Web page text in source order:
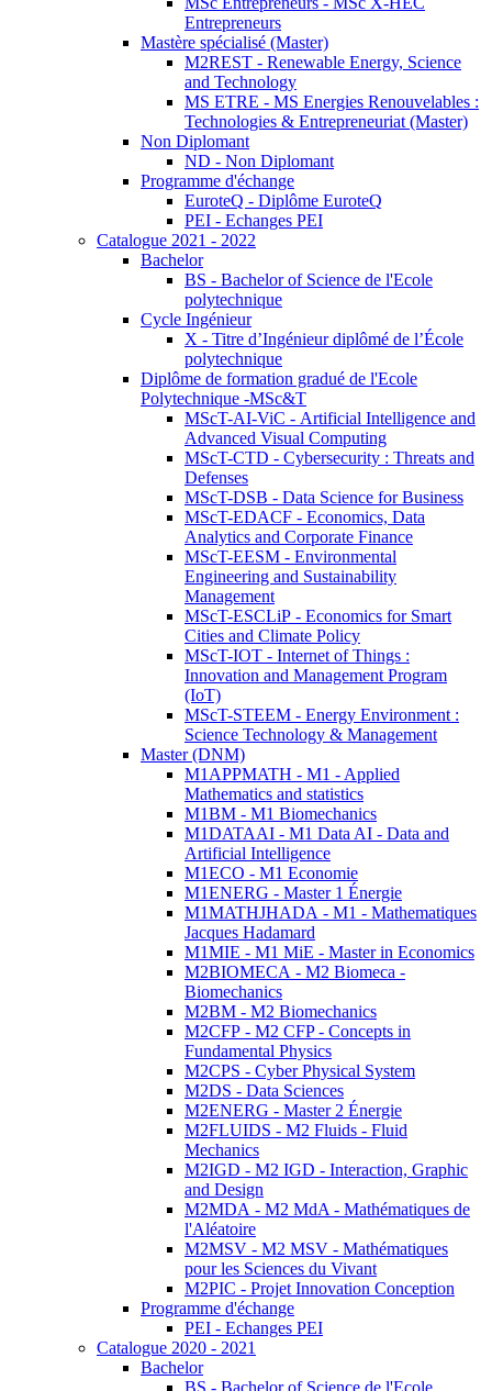
Entrepreneurs
Mastère spécialisé (Master)
M2REST - Renewable Energy, Science
and Technology
MS ETRE - MS Energies Renouvelables :
Technologies & Entrepreneuriat (Master)
Non Diplomant
ND - Non Diplomant
Programme d'échange
EuroteQ - Diplôme EuroteQ
PEI - Echanges PEI
Catalogue 2021 - 2022
Bachelor
BS - Bachelor of Science de l'Ecole
polytechnique
Cycle Ingénieur
X - Titre d’Ingénieur diplômé de l’École
polytechnique
Diplôme de formation gradué de l'Ecole
Polytechnique -MSc&T
MScT-AI-ViC - Artificial Intelligence and
Advanced Visual Computing
MScT-CTD - Cybersecurity : Threats and
Defenses
MScT-DSB - Data Science for Business
MScT-EDACF - Economics, Data
Analytics and Corporate Finance
MScT-EESM - Environmental
Engineering and Sustainability
Management
MScT-ESCLiP - Economics for Smart
Cities and Climate Policy
MScT-IOT - Internet of Things :
Innovation and Management Program
(IoT)
MScT-STEEM - Energy Environment :
Science Technology & Management
Master (DNM)
M1APPMATH - M1 - Applied
Mathematics and statistics
M1BM - M1 Biomechanics
M1DATAAI - M1 Data AI - Data and
Artificial Intelligence
M1ECO - M1 Economie
M1ENERG - Master 1 Énergie
M1MATHJHADA - M1 - Mathematiques
Jacques Hadamard
M1MIE - M1 MiE - Master in Economics
M2BIOMECA - M2 Biomeca -
Biomechanics
M2BM - M2 Biomechanics
M2CFP - M2 CFP - Concepts in
Fundamental Physics
M2CPS - Cyber Physical System
M2DS - Data Sciences
M2ENERG - Master 2 Énergie
M2FLUIDS - M2 Fluids - Fluid
Mechanics
M2IGD - M2 IGD - Interaction, Graphic
and Design
M2MDA - M2 MdA - Mathématiques de
l'Aléatoire
M2MSV - M2 MSV - Mathématiques
pour les Sciences du Vivant
M2PIC - Projet Innovation Conception
Programme d'échange
PEI - Echanges PEI
Catalogue 2020 - 2021
Bachelor
BS - Bachelor of Science de l'Ecole